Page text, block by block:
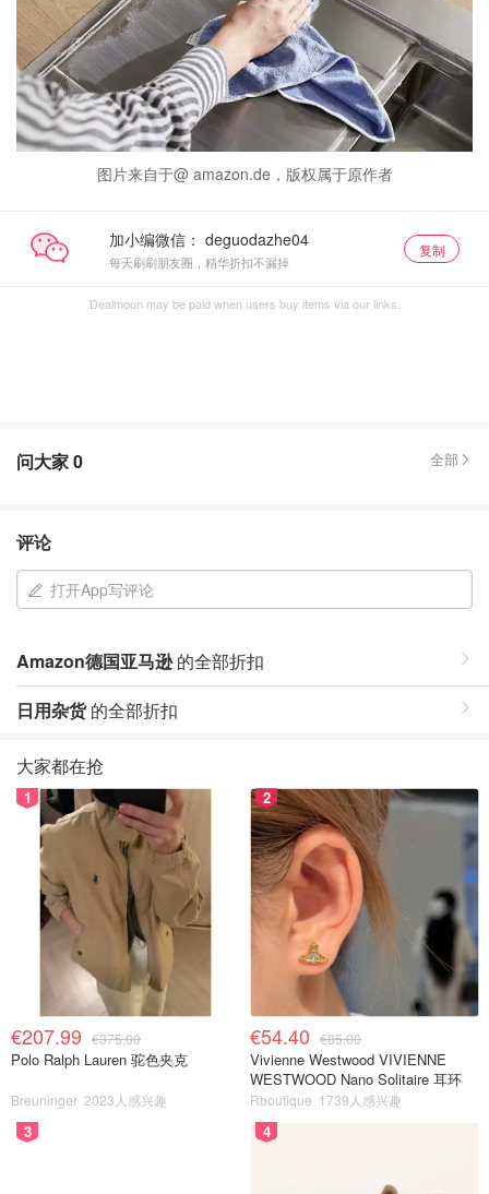
图片来自于@ amazon.de，版权属于原作者
加小编微信：
每天刷刷朋友圈，精华折扣不漏掉
复制
Dealmoon may be paid when users buy items via our links.
问大家0 全部
评论
打开App写评论
Amazon德国亚马逊的全部折扣
日用杂货的全部折扣
大家都在抢
1
€207.99 €375.00
Polo Ralph Lauren 驼色夹克
Breuninger 2023人感兴趣
2
€54.40 €85.00
Vivienne Westwood VIVIENNE
WESTWOOD Nano Solitaire 耳环
Rboutique 1739人感兴趣
3 4